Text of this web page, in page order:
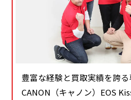
豊富な経験と買取実績を誇
CANON（キャノン）EOS